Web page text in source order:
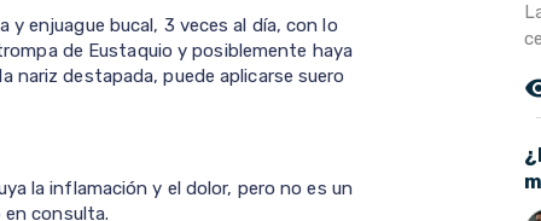
y enjuague bucal, 3 veces al día, con lo
de Eustaquio y posiblemente haya
nariz destapada, puede aplicarse suero
la inflamación y el dolor, pero no es un
en consulta.